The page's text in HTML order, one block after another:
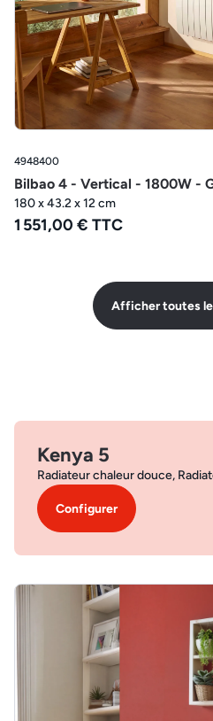
4948400
Bilbao 4 - Vertical - 1800W -
180 x 43.2 x 12 cm
1 551,00 € TTC
Afficher toutes
Kenya 5
Radiateur chaleur douce,
Configurer